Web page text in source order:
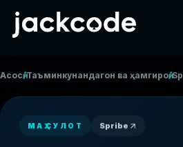
Асосӣ/Таъминкунандагон ва ҳамгироӣ/
МАҲСУЛОТ Spribe